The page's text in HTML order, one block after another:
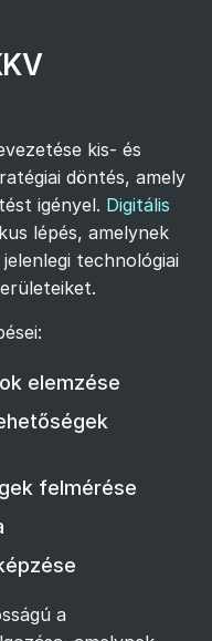
kis- és
döntés, amely
igényel. Digitális
lépés, amelynek
technológiai
elemzése
felmérése
a